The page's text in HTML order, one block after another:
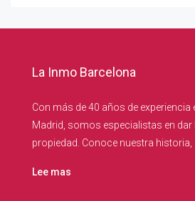
La Inmo Barcelona
Con más de 40 años de experiencia
Madrid, somos especialistas en dar
propiedad. Conoce nuestra historia,
Lee mas